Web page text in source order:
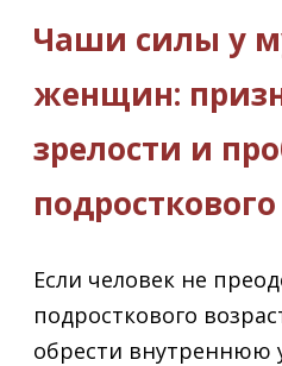
Чаши силы у
женщин:
зрелости и
Если человек не
подросткового
обрести внутреннюю